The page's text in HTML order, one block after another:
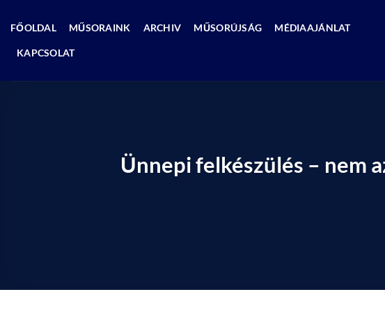
FŐOLDAL MŰSORAINK ARCHIV MŰSORÚJSÁG MÉDIAAJÁNLAT
KAPCSOLAT
Ünnepi felkészülés – nem